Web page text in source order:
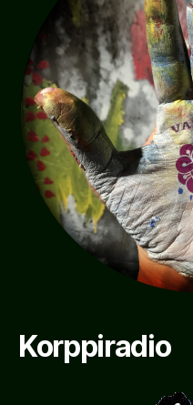
Korppiradio